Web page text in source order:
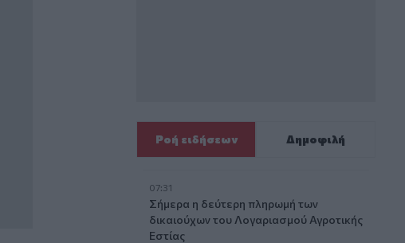
Ροή ειδήσεων Δημοφιλή
07:31
Σήμερα η δεύτερη πληρωμή των
δικαιούχων του Λογαριασμού Αγροτικής
Εστίας